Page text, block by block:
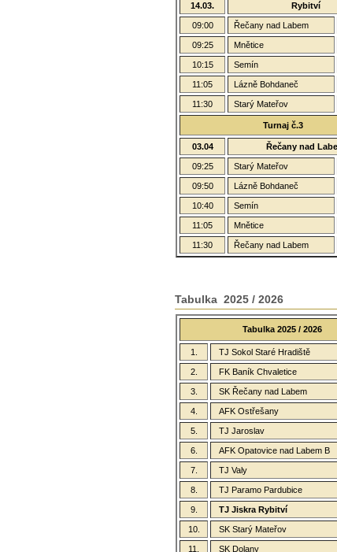
14.03. Rybitví
09:00 Řečany nad Labem
09:25 Mnětice
10:15 Semín
11:05 Lázně Bohdaneč
11:30 Starý Mateřov
Turnaj č.3
03.04 Řečany nad
09:25 Starý Mateřov
09:50 Lázně Bohdaneč
10:40 Semín
11:05 Mnětice
11:30 Řečany nad Labem
Tabulka 2025 / 2026
Tabulka 2025 / 2026
1. TJ Sokol Staré Hradiště
2. FK Baník Chvaletice
3. SK Řečany nad Labem
4. AFK Ostřešany
5. TJ Jaroslav
6. AFK Opatovice nad Labem B
7. TJ Valy
8. TJ Paramo Pardubice
9. TJ Jiskra Rybitví
10. SK Starý Mateřov
11. SK Dolany